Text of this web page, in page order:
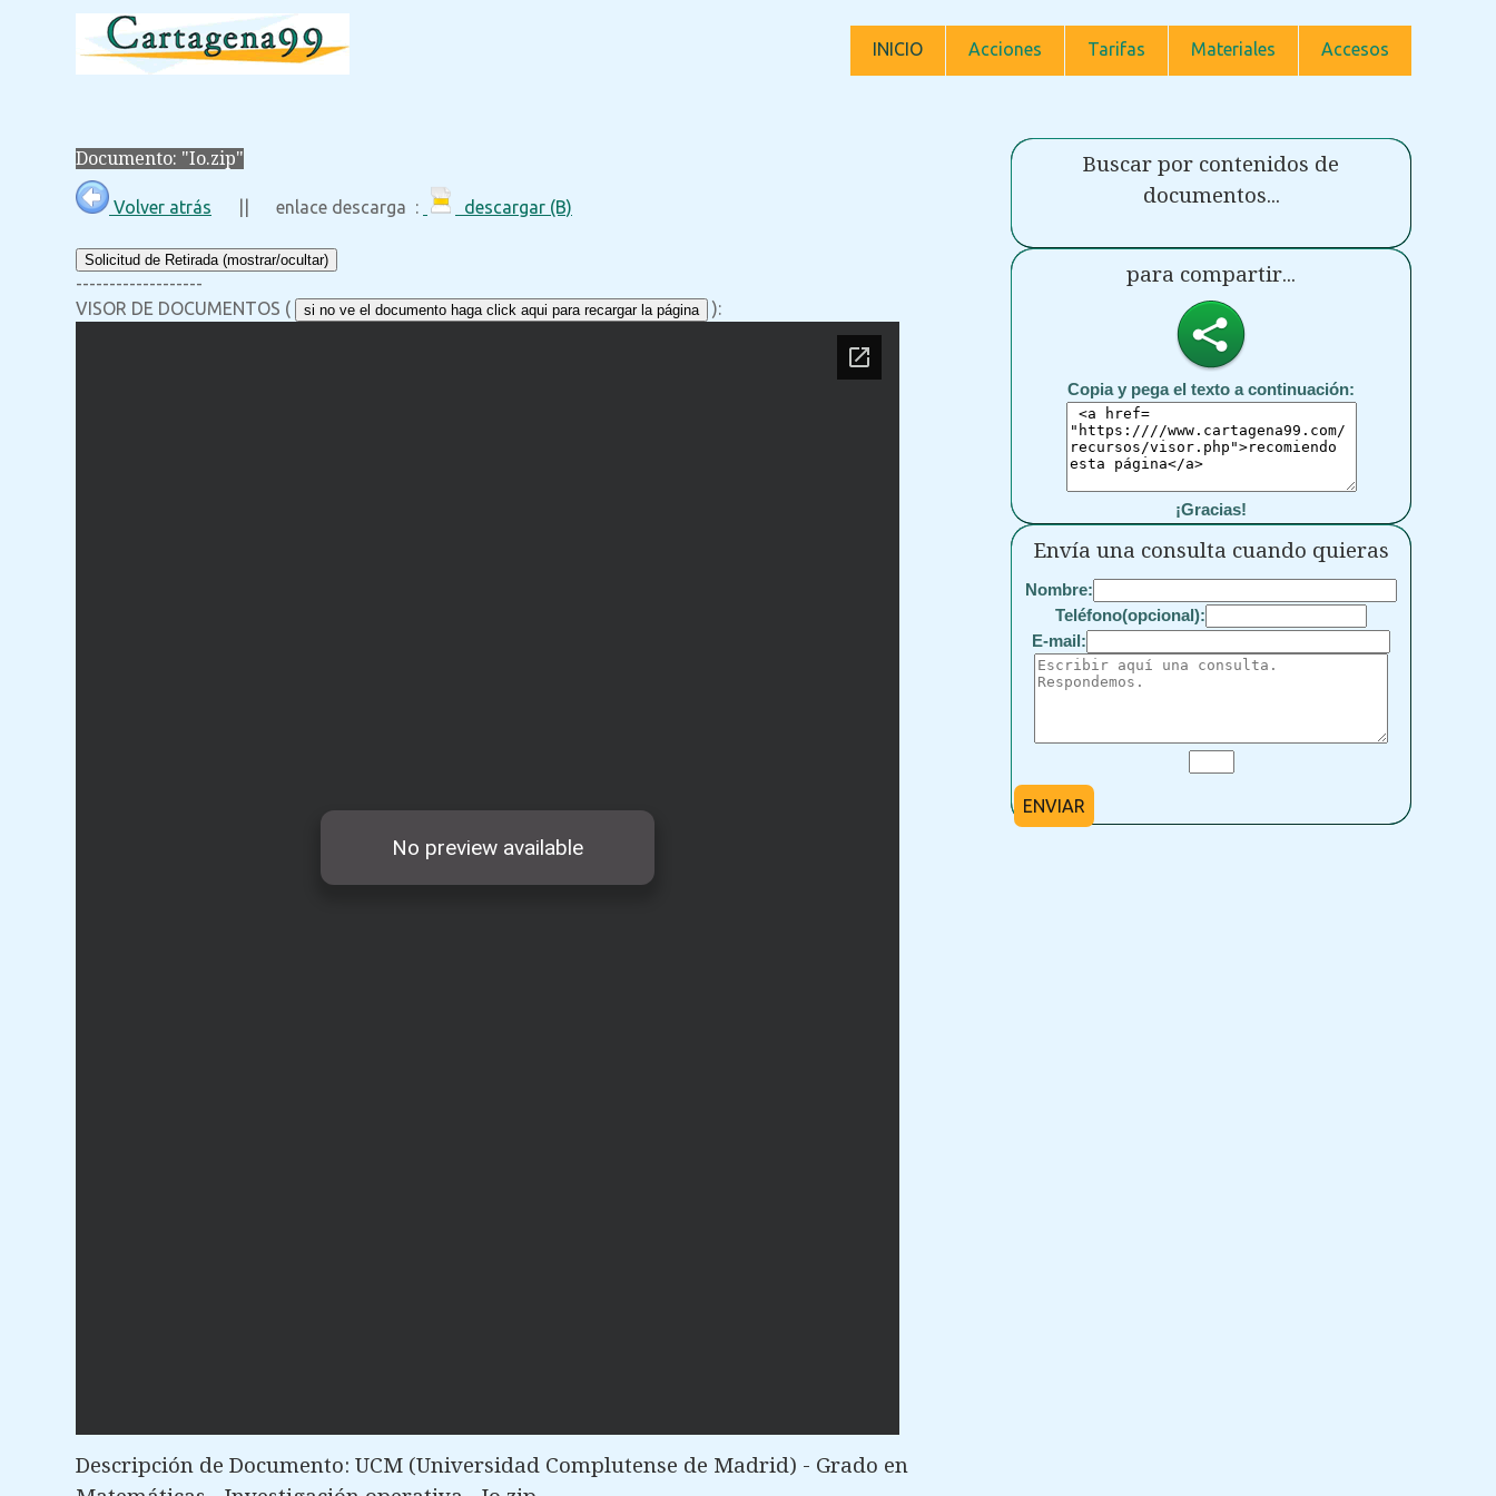
INICIO Acciones Tarifas Materiales Accesos
Documento: "Io.zip"
Volver atrás || enlace descarga : descargar (B)
Solicitud de Retirada (mostrar/ocultar)
-------------------
VISOR DE DOCUMENTOS (
si no ve el documento haga click aqui para recargar la página ):
Descripción de Documento: UCM (Universidad Complutense de Madrid) - Grado en
Buscar por contenidos de
documentos...
para compartir...
Copia y pega el texto a continuación:
¡Gracias!
Envía una consulta cuando quieras
Nombre:
Teléfono(opcional):
E-mail:
ENVIAR